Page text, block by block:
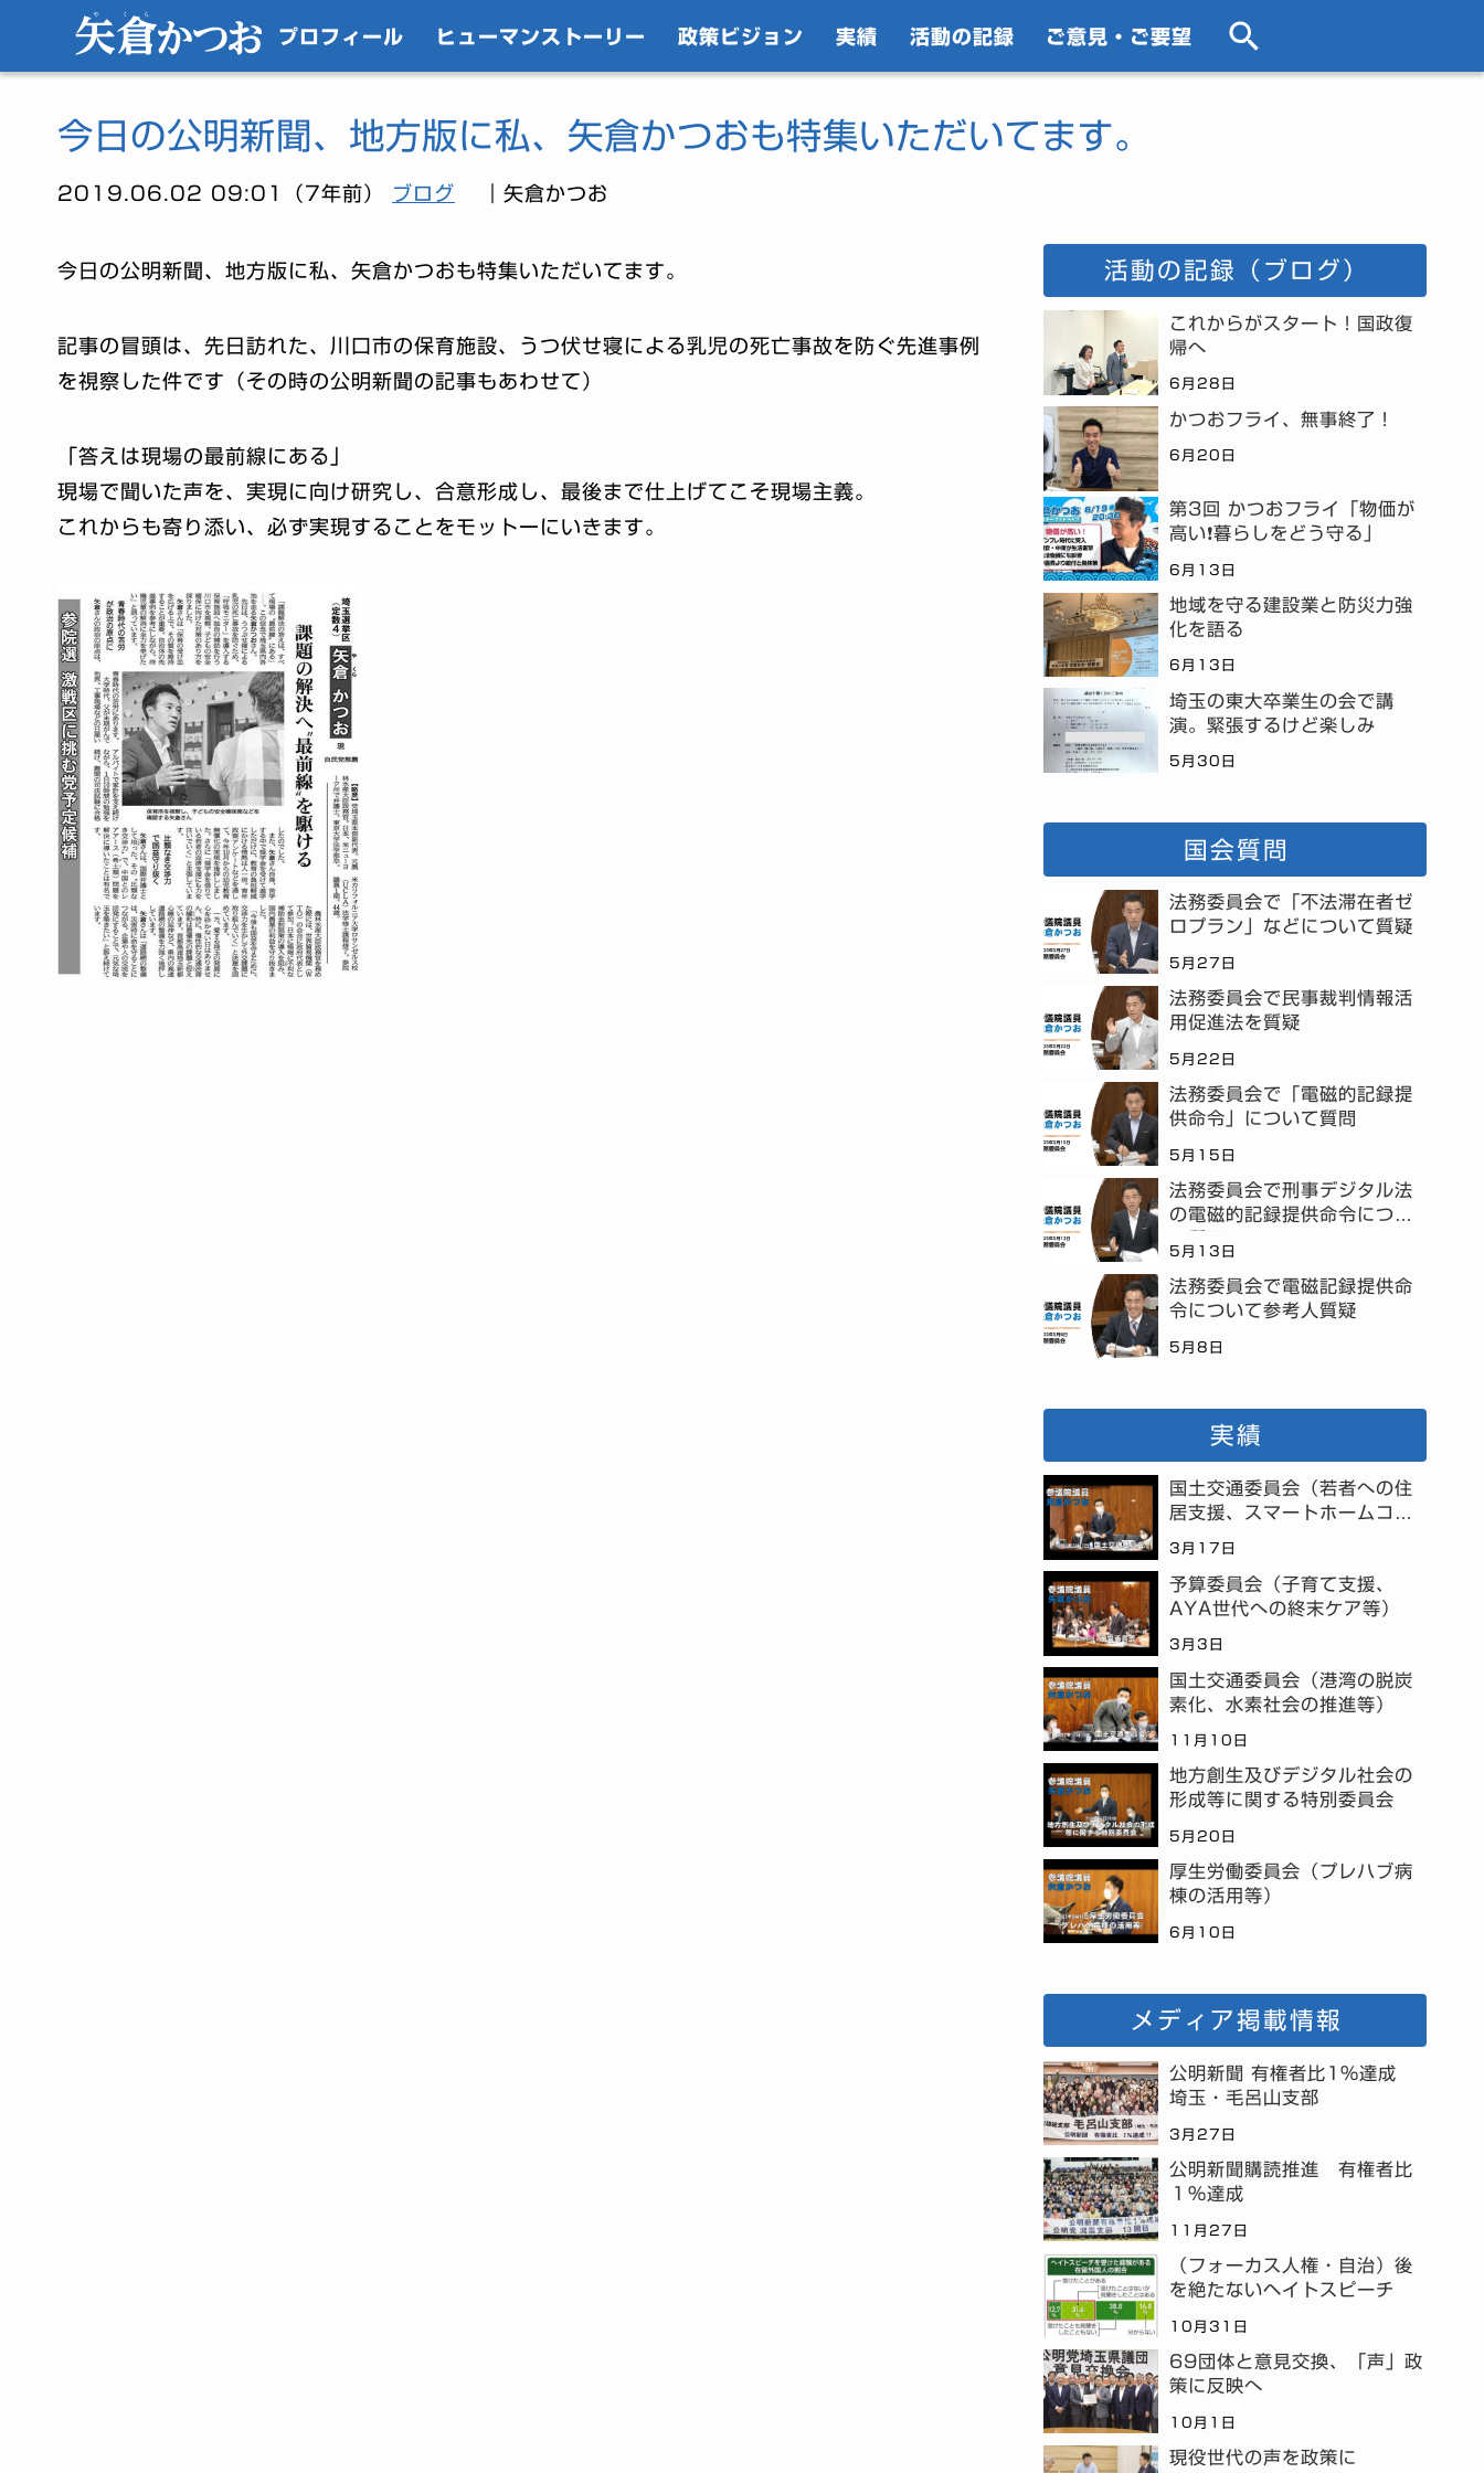
プロフィール ヒューマンストーリー 政策ビジョン 実績 活動の記録 ご意見・ご要望
今日の公明新聞、地方版に私、矢倉かつおも特集いただいてます。
2019.06.02 09:01（7年前） ブログ ｜矢倉かつお
今日の公明新聞、地方版に私、矢倉かつおも特集いただいてます。
記事の冒頭は、先日訪れた、川口市の保育施設、うつ伏せ寝による乳児の死亡事故を防ぐ先進事例
を視察した件です（その時の公明新聞の記事もあわせて）
「答えは現場の最前線にある」
現場で聞いた声を、実現に向け研究し、合意形成し、最後まで仕上げてこそ現場主義。
これからも寄り添い、必ず実現することをモットーにいきます。
活動の記録（ブログ）
これからがスタート！国政復
帰へ
6月28日
かつおフライ、無事終了！
6月20日
第3回 かつおフライ「物価が
高い❗暮らしをどう守る」
6月13日
地域を守る建設業と防災力強
化を語る
6月13日
埼玉の東大卒業生の会で講
演。緊張するけど楽しみ
5月30日
国会質問
法務委員会で「不法滞在者ゼ
ロプラン」などについて質疑
5月27日
法務委員会で民事裁判情報活
用促進法を質疑
5月22日
法務委員会で「電磁的記録提
供命令」について質問
5月15日
法務委員会で刑事デジタル法
の電磁的記録提供命令につい
5月13日
法務委員会で電磁記録提供命
令について参考人質疑
5月8日
実績
国土交通委員会（若者への住
居支援、スマートホームコミ
3月17日
予算委員会（子育て支援、
AYA世代への終末ケア等）
3月3日
国土交通委員会（港湾の脱炭
素化、水素社会の推進等）
11月10日
地方創生及びデジタル社会の
形成等に関する特別委員会
5月20日
厚生労働委員会（プレハブ病
棟の活用等）
6月10日
メディア掲載情報
公明新聞 有権者比1%達成
埼玉・毛呂山支部
3月27日
公明新聞購読推進 有権者比
１％達成
11月27日
（フォーカス人権・自治）後
を絶たないヘイトスピーチ
10月31日
69団体と意見交換、「声」政
策に反映へ
10月1日
現役世代の声を政策に